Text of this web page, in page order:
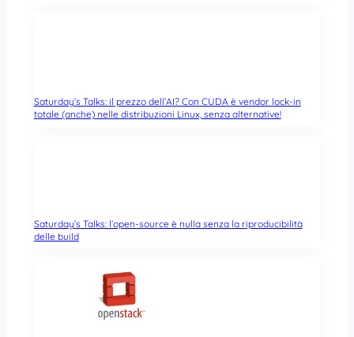
Saturday’s Talks: il prezzo dell’AI? Con CUDA è vendor lock-in
totale (anche) nelle distribuzioni Linux, senza alternative!
Saturday’s Talks: l’open-source è nulla senza la riproducibilità
delle build